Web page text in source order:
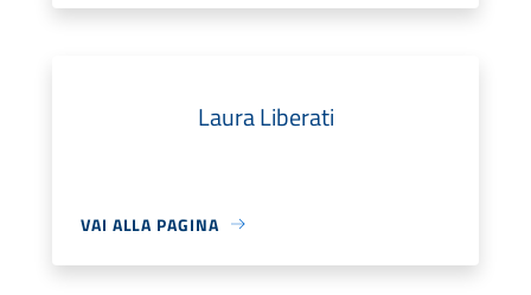
Laura Liberati
VAI ALLA PAGINA